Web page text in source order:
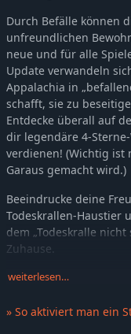
Durch Befälle können
unfreundlichen
neue und für alle
Update verwandeln
Appalachia in
schafft, sie zu
Entdecke überall auf
dir legendäre 4-
verdienen! (Wichtig ist
Garaus gemacht wird.)
Beeindrucke deine
Todeskrallen-Haustier
dem „Todeskralle
Zuhause.
Immersive Quests
Geheimnisse West
weiterlesen…
» So aktiviert man ein